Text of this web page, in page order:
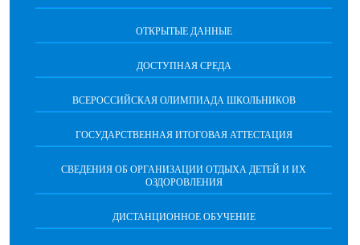
ОТКРЫТЫЕ ДАННЫЕ
ДОСТУПНАЯ СРЕДА
ВСЕРОССИЙСКАЯ ОЛИМПИАДА ШКОЛЬНИКОВ
ГОСУДАРСТВЕННАЯ ИТОГОВАЯ АТТЕСТАЦИЯ
СВЕДЕНИЯ ОБ ОРГАНИЗАЦИИ ОТДЫХА ДЕТЕЙ И ИХ
ОЗДОРОВЛЕНИЯ
ДИСТАНЦИОННОЕ ОБУЧЕНИЕ